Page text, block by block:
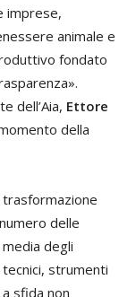
imprese,
animale e
fondato
dell’Aia, Ettore
della
trasformazione
delle
degli
strumenti
sfida non